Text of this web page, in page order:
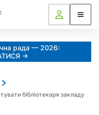
рада — 2026:
→
бібліотекаря закладу